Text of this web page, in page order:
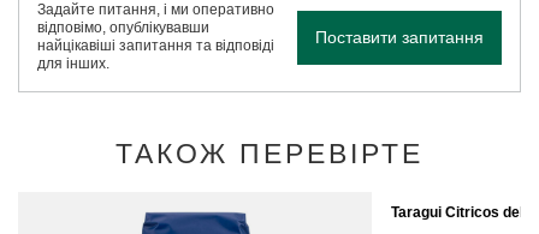
Задайте питання, і ми оперативно
відповімо, опублікувавши
найцікавіші запитання та відповіді
для інших.
Поставити запитання
ТАКОЖ ПЕРЕВІРТЕ
Taragui Citricos del